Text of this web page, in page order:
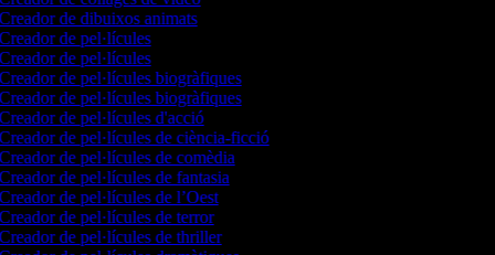
de dibuixos animats
de pel·lícules
de pel·lícules
de pel·lícules biogràfiques
de pel·lícules biogràfiques
de pel·lícules d'acció
de pel·lícules de ciència-ficció
de pel·lícules de comèdia
de pel·lícules de fantasia
de pel·lícules de l’Oest
de pel·lícules de terror
de pel·lícules de thriller